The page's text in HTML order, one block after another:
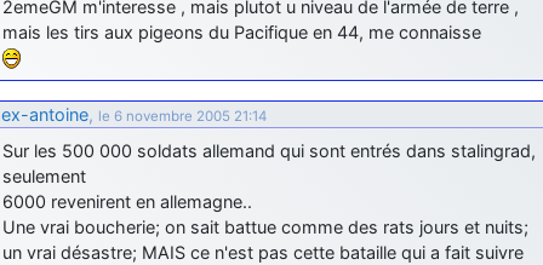
comme le Prytanée dans la Sarthe, ça ne peut pas faire de mal !
d9pouces
: C'est plutôt après le lycée, voire après une prépa
scientifique, tu as donc encore un peu de temps devant toi
yaellerigolow : bonjour a tous je suis un élève de première
passionnée par l'aviation militaire , pourrais je savoir que faire après
le lycée pour s'orienter et pouvoir devenir officier de l'armée de l'air?
d9pouces : lesquels, par exemple ?
mahmoud: bonsoir, très instructif ce site .mais nous aimerions avoir
les photo des anciens appareils de l'armée de l'air de la haute -volta
2emeGM m'interesse , mais plutot u niveau de l'armée de terre ,
mais les tirs aux pigeons du Pacifique en 44, me connaisse
ex-antoine, le 6 novembre 2005 21:14
Sur les 500 000 soldats allemand qui sont entrés dans stalingrad,
seulement
6000 revenirent en allemagne..
Une vrai boucherie; on sait battue comme des rats jours et nuits;
un vrai désastre; MAIS ce n'est pas cette bataille qui a fait suivre